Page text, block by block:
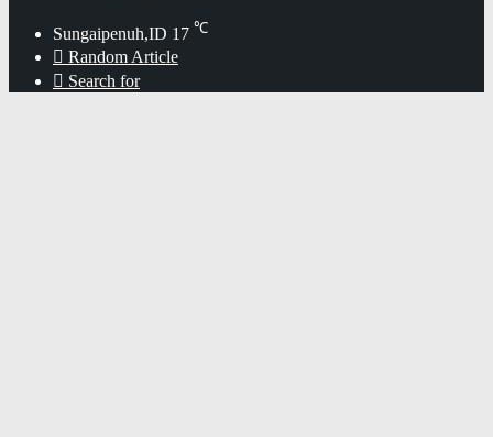
Sungaipenuh,ID 17 ℃
Random Article
Search for